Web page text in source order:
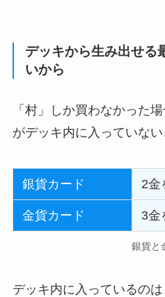
デッキから生み出せる
いから
「村」しか買わなかった
がデッキ内に入っていない
銀貨カード 2金
金貨カード 3金
銀貨と
デッキ内に入っているの